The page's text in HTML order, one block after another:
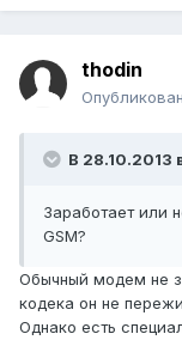
thodin
В 28.10.2013
Заработает или
GSM?
Обычный модем не
кодека он не
Однако есть